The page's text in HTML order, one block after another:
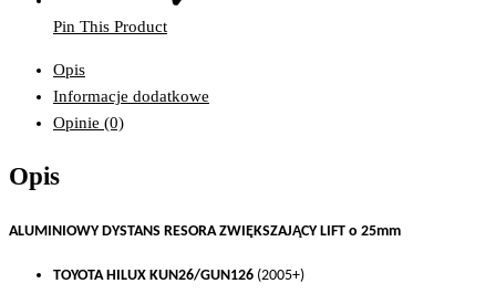
Pin This Product
Opis
Informacje dodatkowe
Opinie (0)
Opis
ALUMINIOWY DYSTANS RESORA ZWIĘKSZAJĄCY LIFT o 25mm
TOYOTA HILUX KUN26/GUN126 (2005+)